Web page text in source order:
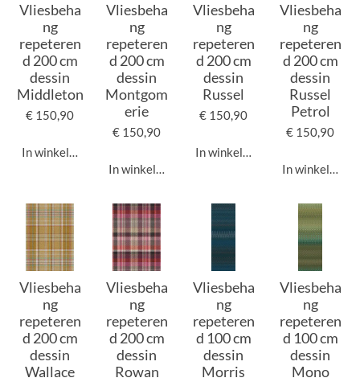
Vliesbeha
ng
repeteren
d 200 cm
dessin
Middleton
€ 150,90
In winkelwagen
Vliesbeha
ng
repeteren
d 200 cm
dessin
Montgom
erie
€ 150,90
In winkelwagen
Vliesbeha
ng
repeteren
d 200 cm
dessin
Russel
€ 150,90
In winkelwagen
Vliesbeha
ng
repeteren
d 200 cm
dessin
Russel
Petrol
€ 150,90
In
Vliesbeha
ng
repeteren
d 200 cm
dessin
Wallace
Vliesbeha
ng
repeteren
d 200 cm
dessin
Rowan
Vliesbeha
ng
repeteren
d 100 cm
dessin
Morris
Vliesbeha
ng
repeteren
d 100 cm
dessin
Mono